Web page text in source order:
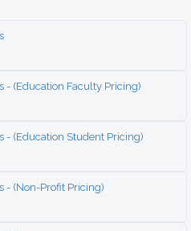
- (Education Faculty Pricing)
- (Education Student Pricing)
- (Non-Profit Pricing)